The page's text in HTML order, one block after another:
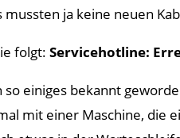
ja keine neuen
folgt: Servicehotline:
so einiges bekannt
mit einer Maschine, die